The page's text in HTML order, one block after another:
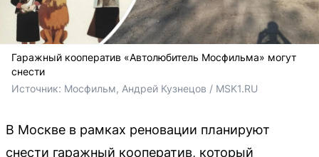
Гаражный кооператив «Автолюбитель Мосфильма» могут
снести
Источник: Мосфильм, Андрей Кузнецов / MSK1.RU
В Москве в рамках реновации планируют
снести гаражный кооператив, который